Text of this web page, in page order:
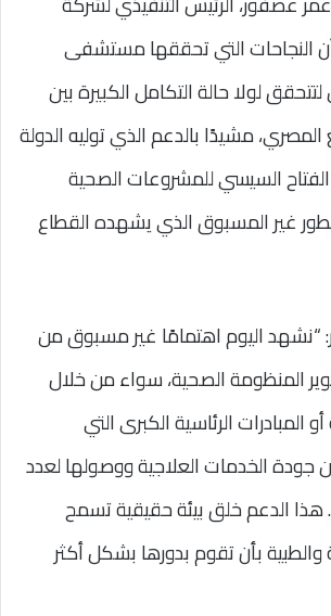
النجاحات التي تحققها مستشفى
لولا حالة التكامل الكبيرة بين
المصري، مشيدًا بالدعم الذي توليه الدولة
السيسي للمشروعات الصحية
غير المسبوق الذي يشهده القطاع
اليوم اهتمامًا غير مسبوق من
المنظومة الصحية، سواء من خلال
أو المبادرات الرئاسية الكبرى التي
الخدمات العلاجية ووصولها لعدد
هذا الدعم خلق بيئة حقيقية تسمح
بأن تقوم بدورها بشكل أكثر